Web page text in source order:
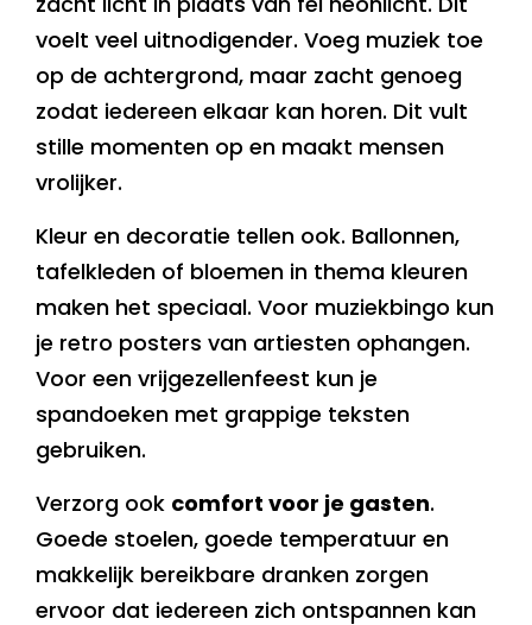
voelt veel uitnodigender. Voeg muziek toe
op de achtergrond, maar zacht genoeg
zodat iedereen elkaar kan horen. Dit vult
stille momenten op en maakt mensen
vrolijker.
Kleur en decoratie tellen ook. Ballonnen,
tafelkleden of bloemen in thema kleuren
maken het speciaal. Voor muziekbingo kun
je retro posters van artiesten ophangen.
Voor een vrijgezellenfeest kun je
spandoeken met grappige teksten
gebruiken.
Verzorg ook comfort voor je gasten.
Goede stoelen, goede temperatuur en
makkelijk bereikbare dranken zorgen
ervoor dat iedereen zich ontspannen kan